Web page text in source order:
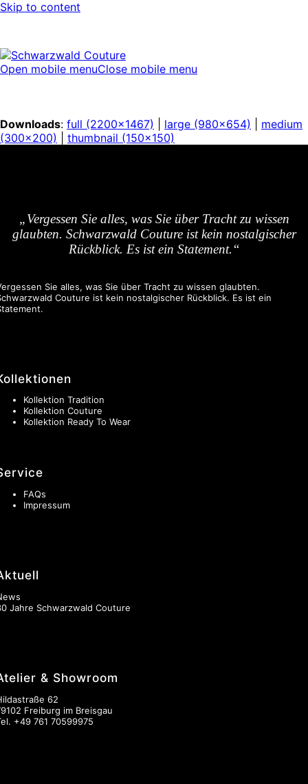
Skip to content
Open mobile menuClose mobile menu
Downloads: full (2200x1467) large (980x654)
medium
(300x200)
thumbnail (150x150)
„Vergessen Sie alles, was Sie über Tracht zu wissen
glaubten. Schwarzwald Couture ist kein nostalgischer
Rückblick. Es ist ein Statement.“
Sie alles, was Sie über Tracht zu wissen glaubten.
Couture ist kein nostalgischer Rückblick. Es ist ein
Kollektion Tradition
Kollektion Couture
Kollektion Ready To Wear
FAQs
Impressum
Jahre Schwarzwald Couture
& Showroom
62
Freiburg im Breisgau
+49 761 70599975